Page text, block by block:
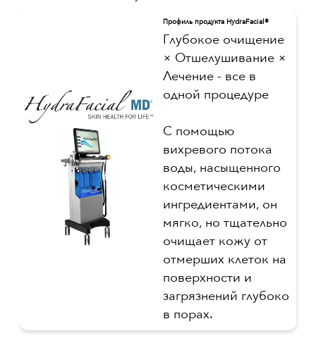
Профиль продукта HydraFacial®
Глубокое очищение
× Отшелушивание ×
Лечение - все в
одной процедуре
С помощью
вихревого потока
воды, насыщенного
косметическими
ингредиентами, он
мягко, но тщательно
очищает кожу от
отмерших клеток на
поверхности и
загрязнений глубоко
в порах.